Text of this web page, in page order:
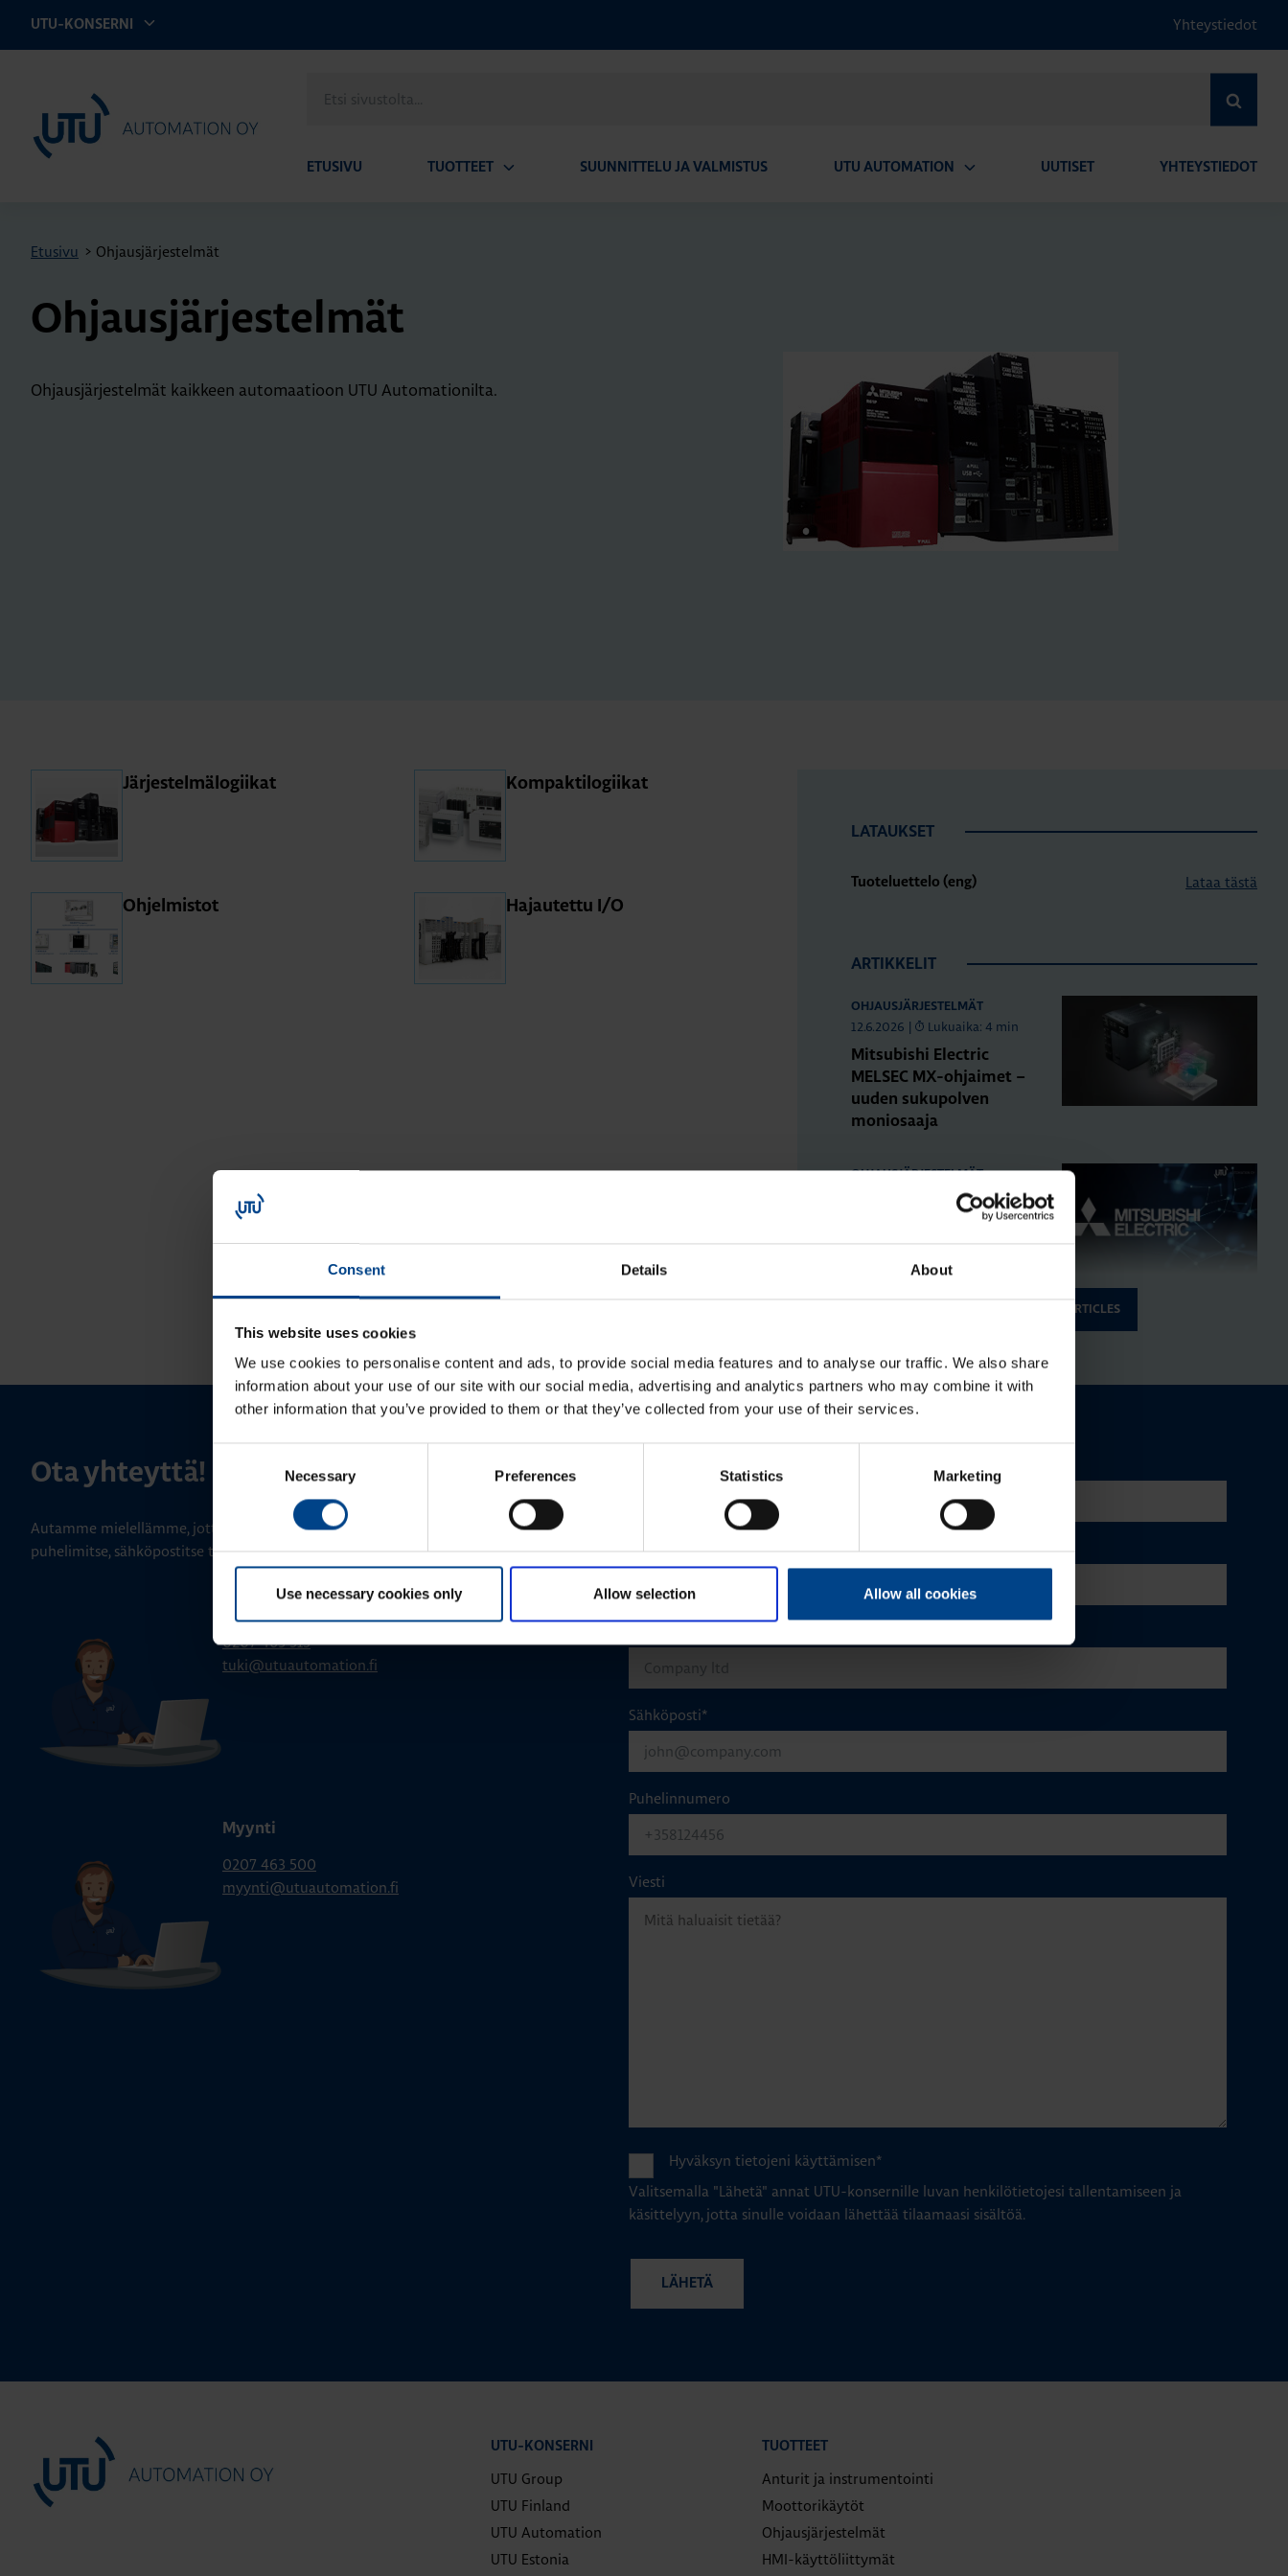
Consent Details About
This website uses cookies
We use cookies to personalise content and ads, to provide social media features and to analyse our traffic. We also share
information about your use of our site with our social media, advertising and analytics partners who may combine it with
other information that you’ve provided to them or that they’ve collected from your use of their services.
Necessary Preferences Statistics Marketing
Use necessary cookies only Allow selection Allow all cookies
UTU-KONSERNI Yhteystiedot
UTU Automation
sivustolta
ETUSIVU TUOTTEET SUUNNITTELU JA VALMISTUS UTU AUTOMATION UUTISET YHTEYSTIEDOT
Etusivu > Ohjausjärjestelmät
Oh­jaus­jär­jes­tel­mät
Ohjausjärjestelmät kaikkeen automaatioon UTU Automationilta.
Jär­jes­tel­mä­lo­gii­kat Kom­pak­ti­lo­gii­kat
Oh­jel­mis­tot Ha­jau­tet­tu I/O
LATAUKSET
Tuoteluettelo (eng) Lataa tästä
ARTIKKELIT
OHJAUSJÄRJESTELMÄT
12.6.2026 |
Lukuaika: 4 min
Mitsubishi Electric
MELSEC MX-ohjaimet –
uuden sukupolven
moniosaaja
OHJAUSJÄRJESTELMÄT
Lukuaika: 5 min
Mitsubishi Electricin
ohjelmoitavien
logiikoiden konvertointi
12.6.2024 |
Lukuaika: 3 min
Mitsubishi Electricin
ohjelmoitavien
KATSO KAIKKI ARTIKKELIT
SHOW MORE ARTICLES
Ota yhteyttä!
Autamme mielellämme, jotta löydämme sinulle parhaan ratkaisun. Otathan yhtettä
puhelimitse, sähköpostitse tai verkkolomakkeen kautta.
0207 463 515
tuki@utuautomation.fi
Myynti
0207 463 500
myynti@utuautomation.fi
Sukunimi*
Sähköposti*
Puhelinnumero
Viesti
Hyväksyn tietojeni käyttämisen*
Valitsemalla "Lähetä" annat UTU-konsernille luvan henkilötietojesi tallentamiseen ja
käsittelyyn, jotta sinulle voidaan lähettää tilaamaasi sisältöä.
UTU-KONSERNI
UTU Group
UTU Finland
UTU Automation
UTU Estonia
TUOTTEET
Anturit ja instrumentointi
Moottorikäytöt
Ohjausjärjestelmät
HMI-käyttöliittymät